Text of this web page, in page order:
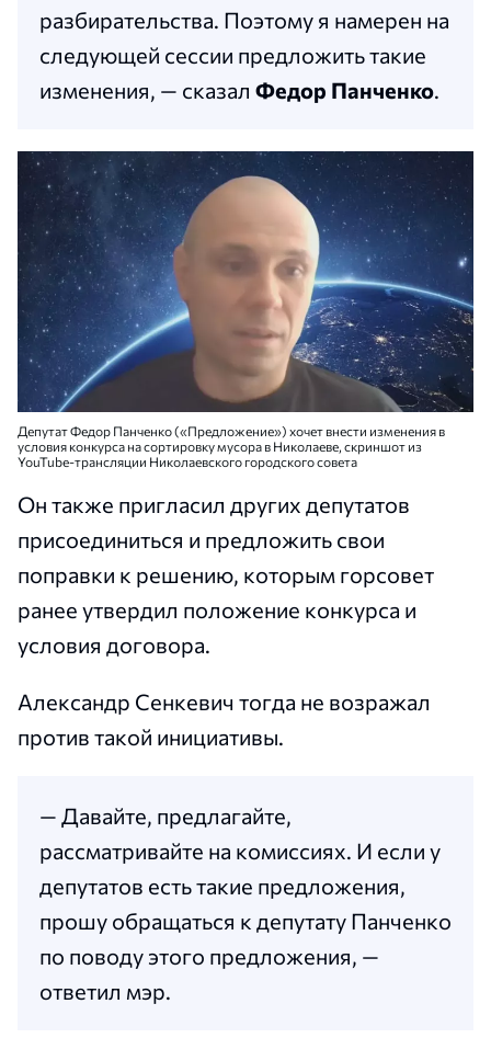
разбирательства. Поэтому я намерен на
следующей сессии предложить такие
изменения, — сказал Федор Панченко.
Депутат Федор Панченко («Предложение») хочет внести изменения в
условия конкурса на сортировку мусора в Николаеве, скриншот из
YouTube-трансляции Николаевского городского совета
Он также пригласил других депутатов
присоединиться и предложить свои
поправки к решению, которым горсовет
ранее утвердил положение конкурса и
условия договора.
Александр Сенкевич тогда не возражал
против такой инициативы.
— Давайте, предлагайте,
рассматривайте на комиссиях. И если у
депутатов есть такие предложения,
прошу обращаться к депутату Панченко
по поводу этого предложения, —
ответил мэр.